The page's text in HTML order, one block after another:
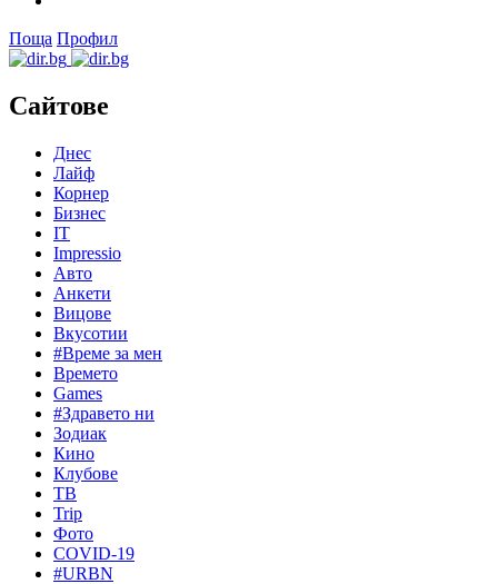
Поща Профил
Сайтове
Днес
Лайф
Корнер
Бизнес
IT
Impressio
Авто
Анкети
Вицове
Вкусотии
#Време за мен
Времето
Games
#Здравето ни
Зодиак
Кино
Клубове
ТВ
Trip
Фото
COVID-19
#URBN